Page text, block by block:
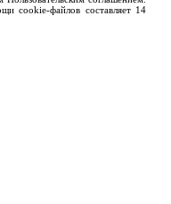
cookie-файлов составляет 14